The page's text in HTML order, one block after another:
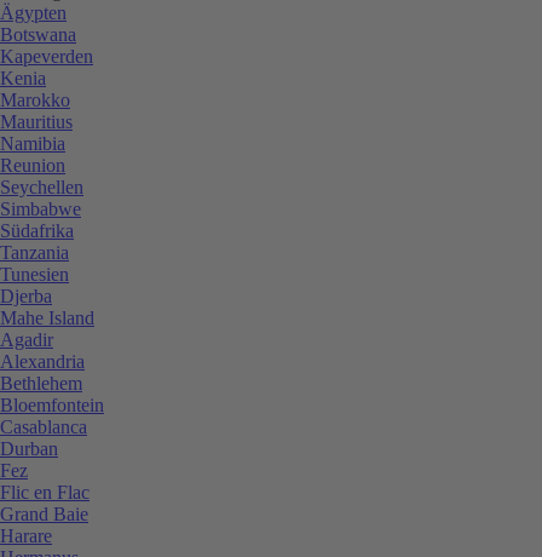
Ägypten
Botswana
Kapeverden
Kenia
Marokko
Mauritius
Namibia
Reunion
Seychellen
Simbabwe
Südafrika
Tanzania
Tunesien
Djerba
Mahe Island
Agadir
Alexandria
Bethlehem
Bloemfontein
Casablanca
Durban
Fez
Flic en Flac
Grand Baie
Harare